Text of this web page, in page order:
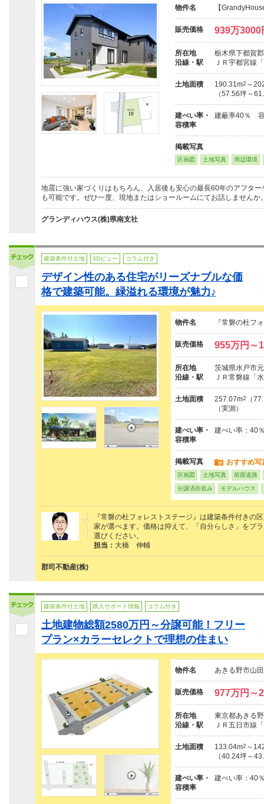
物件名 【
販売価格 939万3000
所在地
栃木県下都賀
沿線・駅
ＪＲ宇都宮線
土地面積 190.31m2 ～
（57.56坪～
建ぺい率・
容積率
建蔽率40％
掲載写真
区画図 土地写真 周辺環境
地震に強い家づくりはもちろん、入居後も安心の最長60年のアフタ
も可能です。ぜひ一度、現地またはショールームにてお話しません
グランディハウス(株)県南支社
建築条件付土地 3Dビュー コラム付き
デザイン性のある住宅がリーズナブルな価
格で建築可能。緑溢れる環境が魅力♪
物件名 『常磐の杜フ
販売価格 955万円～
所在地
茨城県水戸市
沿線・駅
ＪＲ常磐線「
土地面積 257.07m2
（
（実測）
建ぺい率・
容積率
建ぺい率：40
掲載写真 おすすめ写
区画図 土地写真 前面道路
分譲済街並み モデルハウス
『常磐の杜フォレストステージ』は建築条件付きの
家が選べます。価格は抑えて、「自分らしさ」をプ
選びください。
担当： 大橋 伸輔
郡司不動産(株)
建築条件付土地 購入サポート情報 コラム付き
土地建物総額2580万円～分譲可能！フリー
プラン×カラーセレクトで理想の住まい
物件名 あきる野市山
販売価格 977万円～
所在地
東京都あきる
沿線・駅
ＪＲ五日市線
土地面積 133.04m2 ～
（40.24坪～
建ぺい率・
容積率
建ぺい率：40